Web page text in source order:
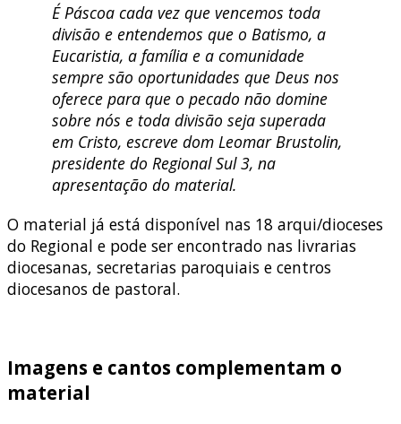
É Páscoa cada vez que vencemos toda
divisão e entendemos que o Batismo, a
Eucaristia, a família e a comunidade
sempre são oportunidades que Deus nos
oferece para que o pecado não domine
sobre nós e toda divisão seja superada
em Cristo, escreve dom Leomar Brustolin,
presidente do Regional Sul 3, na
apresentação do material.
O material já está disponível nas 18 arqui/dioceses
do Regional e pode ser encontrado nas livrarias
diocesanas, secretarias paroquiais e centros
diocesanos de pastoral.
Imagens e cantos complementam o
material